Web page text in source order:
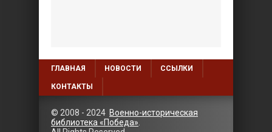
ГЛАВНАЯ НОВОСТИ ССЫЛКИ
КОНТАКТЫ
© 2008 - 2024 Военно-историческая
библиотека «Победа»